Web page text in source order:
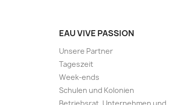
EAU VIVE PASSION
Unsere Partner
Tageszeit
Week-ends
Schulen und Kolonien